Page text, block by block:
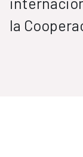
la